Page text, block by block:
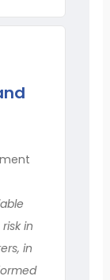
in
in